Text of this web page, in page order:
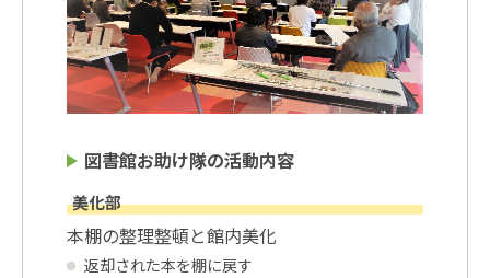
図書館お助け隊の活動内容
美化部
本棚の整理整頓と館内美化
返却された本を棚に戻す